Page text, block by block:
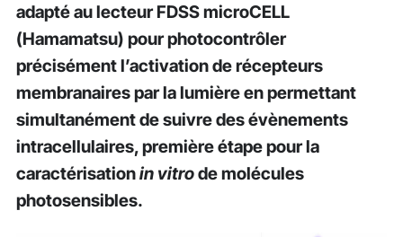
adapté au lecteur FDSS microCELL
(Hamamatsu) pour photocontrôler
précisément l’activation de récepteurs
membranaires par la lumière en permettant
simultanément de suivre des évènements
intracellulaires, première étape pour la
caractérisationin vitrode molécules
photosensibles.